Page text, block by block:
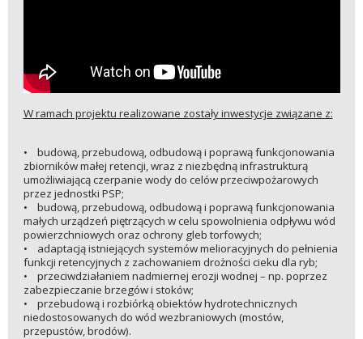
W ramach projektu realizowane zostały inwestycje związane z:
• budową, przebudową, odbudową i poprawą funkcjonowania
zbiorników małej retencji, wraz z niezbędną infrastrukturą
umożliwiającą czerpanie wody do celów przeciwpożarowych
przez jednostki PSP;
• budową, przebudową, odbudową i poprawą funkcjonowania
małych urządzeń piętrzących w celu spowolnienia odpływu wód
powierzchniowych oraz ochrony gleb torfowych;
• adaptacją istniejących systemów melioracyjnych do pełnienia
funkcji retencyjnych z zachowaniem drożności cieku dla ryb;
• przeciwdziałaniem nadmiernej erozji wodnej – np. poprzez
zabezpieczanie brzegów i stoków;
• przebudową i rozbiórką obiektów hydrotechnicznych
niedostosowanych do wód wezbraniowych (mostów,
przepustów, brodów).